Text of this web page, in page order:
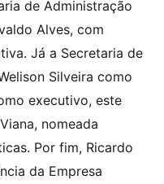
de Administração
Alves, com
Já a Secretaria de
Silveira como
executivo, este
nomeada
Por fim, Ricardo
da Empresa